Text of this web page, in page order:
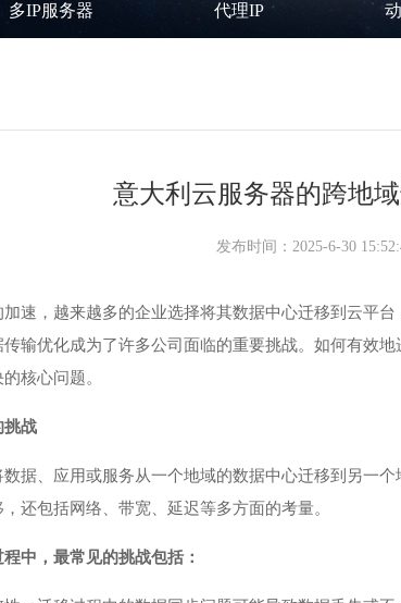
多IP服务器 代理IP
意大利云服务器的跨地
发布时间：2025-6-30
加速，越来越多的企业选择将其数据中心迁移到云平
传输优化成为了许多公司面临的重要挑战。如何有效
核心问题。
挑战
据、应用或服务从一个地域的数据中心迁移到另一
还包括网络、带宽、延迟等多方面的考量。
中，最常见的挑战包括：